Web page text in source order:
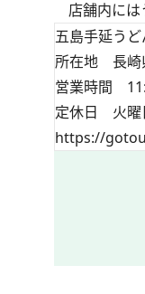
店舗内には
五島手延う
所在地 長崎
営業時間
定休日 火曜
https://